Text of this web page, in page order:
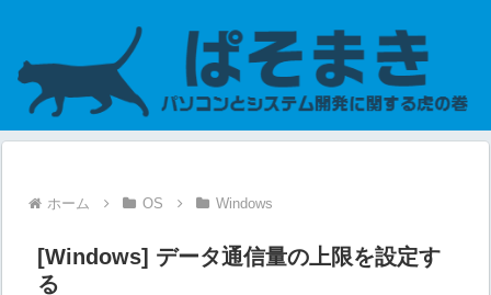
ホーム OS Windows
[Windows] データ通信量の上限を設定す
る